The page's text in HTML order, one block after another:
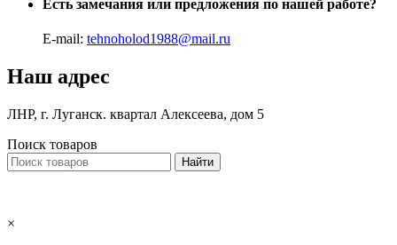
Есть замечания или предложения по нашей работе?
E-mail: tehnoholod1988@mail.ru
Наш адрес
ЛНР, г. Луганск. квартал Алексеева, дом 5
Поиск товаров
×